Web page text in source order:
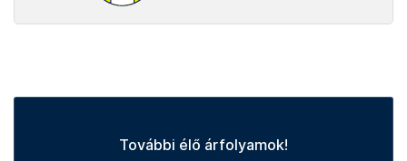
További élő árfolyamok!